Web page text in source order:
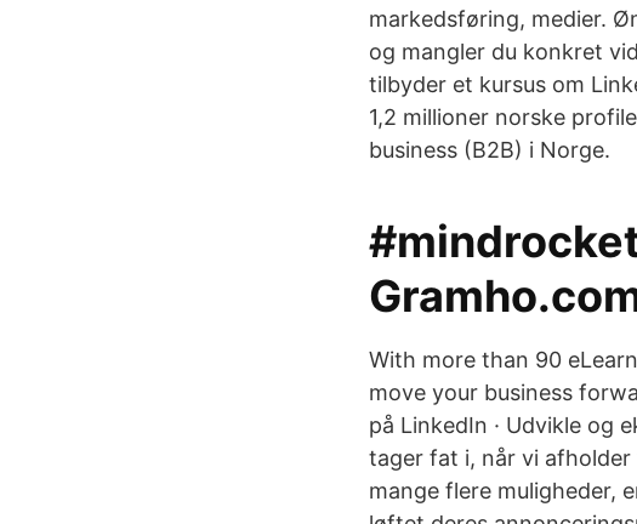
markedsføring, medier.
og mangler du konkret
tilbyder et kursus om
1,2 millioner norske
business (B2B) i Norge.
With more than 90
move your business
på LinkedIn · Udvikle og
tager fat i, når vi afholder
mange flere muligheder,